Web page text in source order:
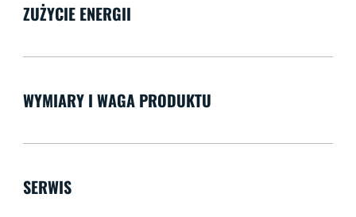
ZUŻYCIE ENERGII
WYMIARY I WAGA PRODUKTU
SERWIS